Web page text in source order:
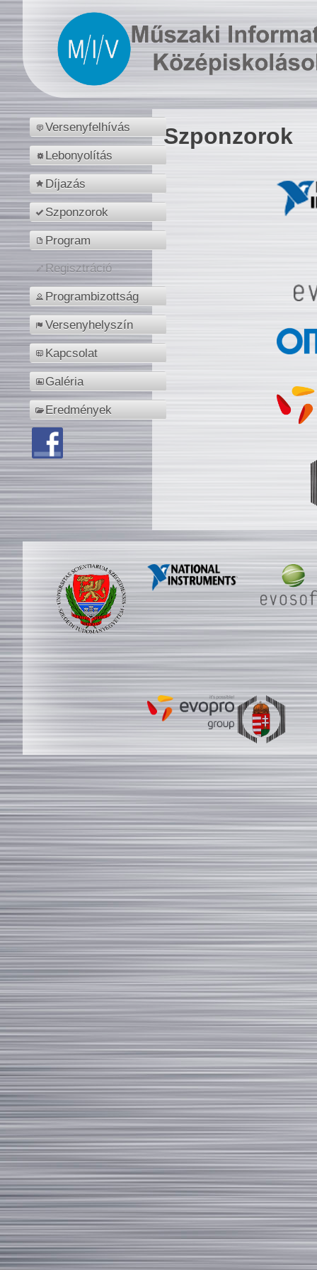
Versenyfelhívás
Lebonyolítás
Díjazás
Szponzorok
Program
Regisztráció
Programbizottság
Versenyhelyszín
Kapcsolat
Galéria
Eredmények
Szponzorok